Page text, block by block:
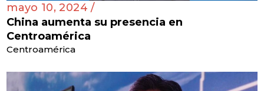
mayo 10, 2024 /
China aumenta su presencia en
Centroamérica
Centroamérica